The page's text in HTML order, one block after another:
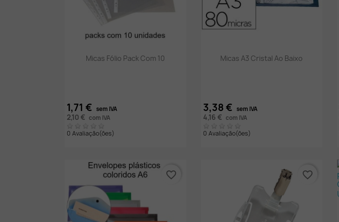
Vista rápida
Micas Fólio Pack Com 10
1,71 € sem IVA
2,10 € com IVA
0 Avaliação(ões)
 Vista rápida
Micas A3 Cristal Ao Baixo
3,38 € sem IVA
4,16 € com IVA
0 Avaliação(ões)
favorite_border favorite_border